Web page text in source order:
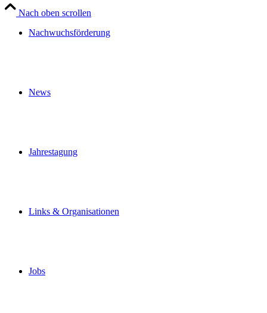
Nachwuchsförderung
News
Jahrestagung
Links & Organisationen
Jobs
Nach oben scrollen